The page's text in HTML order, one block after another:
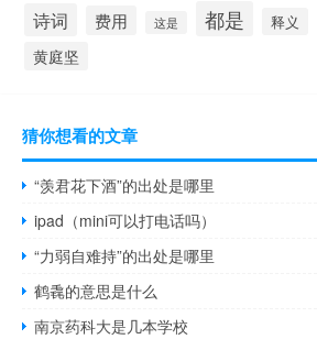
诗词 费用 这是 都是 释义
黄庭坚
猜你想看的文章
“羡君花下酒”的出处是哪里
ipad（mini可以打电话吗）
“力弱自难持”的出处是哪里
鹤毳的意思是什么
南京药科大是几本学校